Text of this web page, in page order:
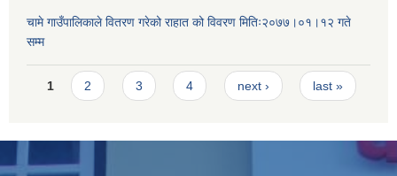
चामे गाउँपालिकाले वितरण गरेको राहात को विवरण मितिः२०७७।०१।१२ गते
सम्म
Pages
1 2 3 4 next › last »